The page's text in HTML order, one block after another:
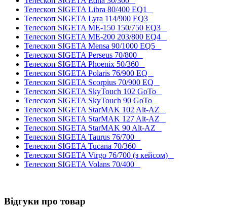
Телескоп SIGETA Libra 80/400 EQ1
Телескоп SIGETA Lyra 114/900 EQ3
Телескоп SIGETA ME-150 150/750 EQ3
Телескоп SIGETA ME-200 203/800 EQ4
Телескоп SIGETA Mensa 90/1000 EQ5
Телескоп SIGETA Perseus 70/800
Телескоп SIGETA Phoenix 50/360
Телескоп SIGETA Polaris 76/900 EQ
Телескоп SIGETA Scorpius 70/900 EQ
Телескоп SIGETA SkyTouch 102 GoTo
Телескоп SIGETA SkyTouch 90 GoTo
Телескоп SIGETA StarMAK 102 Alt-AZ
Телескоп SIGETA StarMAK 127 Alt-AZ
Телескоп SIGETA StarMAK 90 Alt-AZ
Телескоп SIGETA Taurus 76/700
Телескоп SIGETA Tucana 70/360
Телескоп SIGETA Virgo 76/700 (з кейсом)
Телескоп SIGETA Volans 70/400
Відгуки про товар